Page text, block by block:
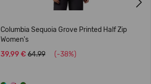
Columbia Sequoia Grove Printed Half Zip
Women's
39,99 € 64.99 (-38%)